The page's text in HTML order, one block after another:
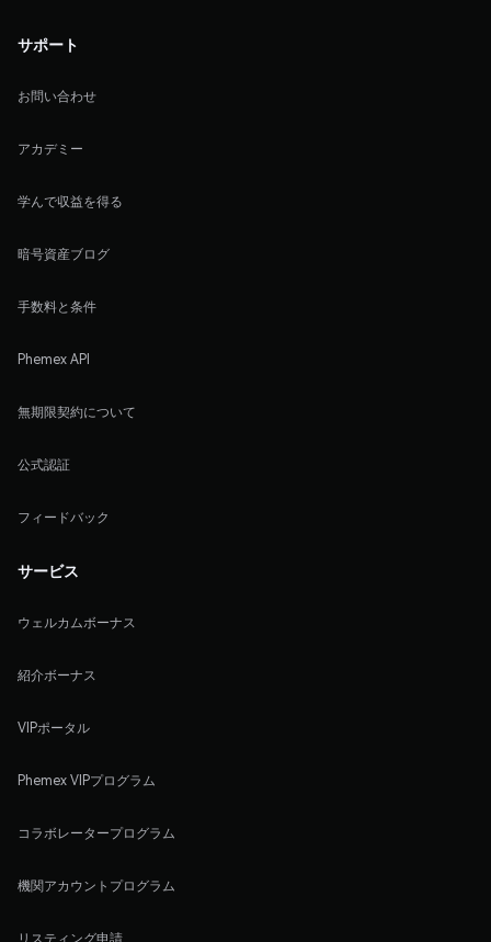
サポート
お問い合わせ
アカデミー
学んで収益を得る
暗号資産ブログ
手数料と条件
Phemex API
無期限契約について
公式認証
フィードバック
サービス
ウェルカムボーナス
紹介ボーナス
VIPポータル
Phemex VIPプログラム
コラボレータープログラム
機関アカウントプログラム
リスティング申請